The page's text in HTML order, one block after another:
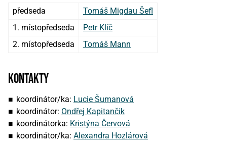
předseda
Tomáš Migdau Šefl
1. místopředseda
Petr Klíč
2. místopředseda
Tomáš Mann
Kontakty
koordinátor/ka: Lucie Šumanová
koordinátor: Ondřej Kapitančik
koordinátorka: Kristýna Červová
koordinátor/ka: Alexandra Hozlárová